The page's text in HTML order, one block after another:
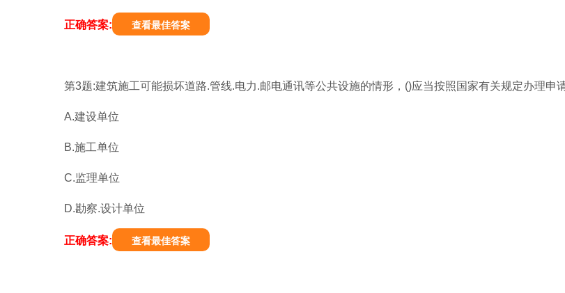
正确答案: 查看最佳答案
第3题:建筑施工可能损坏道路.管线.电力.邮电通讯等公共设施的情形，()应当按照国家有关规定办理申
A.建设单位
B.施工单位
C.监理单位
D.勘察.设计单位
正确答案: 查看最佳答案